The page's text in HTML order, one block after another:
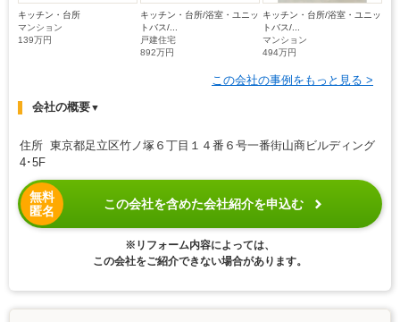
キッチン・台所
マンション
139万円
キッチン・台所/浴室・ユニッ
トバス/...
戸建住宅
892万円
キッチン・台所/浴室・ユニッ
トバス/...
マンション
494万円
この会社の事例をもっと見る >
会社の概要▼
住所 東京都足立区竹ノ塚６丁目１４番６号一番街山商ビルディング
4･5F
無料
匿名
この会社を含めた会社紹介を申込む
※リフォーム内容によっては、
この会社をご紹介できない場合があります。